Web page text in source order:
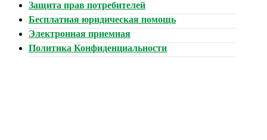
Защита прав потребителей
Бесплатная юридическая помощь
Электронная приемная
Политика Конфиденциальности